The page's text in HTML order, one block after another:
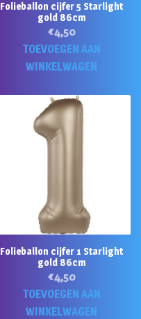
Folieballon cijfer 5 Starlight
gold 86cm
€4,50
TOEVOEGEN AAN
WINKELWAGEN
Folieballon cijfer 1 Starlight
gold 86cm
€4,50
TOEVOEGEN AAN
WINKELWAGEN